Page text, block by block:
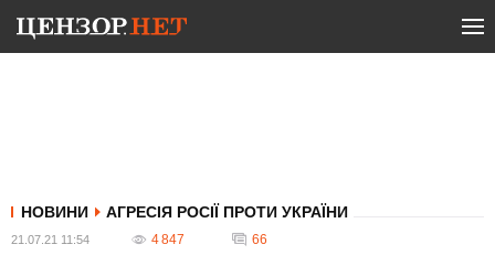
НОВИНИ АГРЕСІЯ РОСІЇ ПРОТИ УКРАЇНИ
21.07.21 11:54 4 847 66